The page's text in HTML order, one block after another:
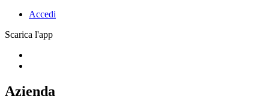
Accedi
Scarica l'app
Azienda